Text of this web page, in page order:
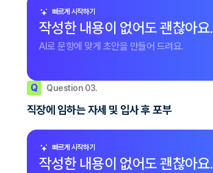
빠르게 시작하기
작성한 내용이 없어도 괜찮아요.
AI로 문항에 맞게 초안을 만들어 드려요.
Q Question 03.
직장에 임하는 자세 및 입사 후 포부
빠르게 시작하기
작성한 내용이 없어도 괜찮아요.